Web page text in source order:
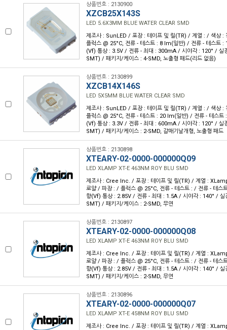
상품번호 : 2130900
XZCB25X143S
LED 5.6X3MM BLUE WATER CLEAR SMD
제조사 : SunLED / 포장 : 테이프 및 릴(TR) / 계열 : / 색상
플럭스 @ 25°C, 전류 - 테스트 : 8 lm(일반) / 전류 - 테스트
(Vf) 통상 : 3.5V / 전류 - 최대 : 300mA / 시야각 : 120° / 실
SMT) / 패키지/케이스 : 4-SMD, 노출형 패드(리드 없음)
상품번호 : 2130899
XZCB14X146S
LED 5X5MM BLUE WATER CLEAR SMD
제조사 : SunLED / 포장 : 테이프 및 릴(TR) / 계열 : / 색상
플럭스 @ 25°C, 전류 - 테스트 : 20 lm(일반) / 전류 - 테스
(Vf) 통상 : 3.3V / 전류 - 최대 : 600mA / 시야각 : 120° / 실
SMT) / 패키지/케이스 : 2-SMD, 갈매기날개형, 노출형 패드
상품번호 : 2130898
XTEARY-02-0000-000000Q09
LED XLAMP XT-E 463NM ROY BLU SMD
제조사 : Cree Inc. / 포장 : 테이프 및 릴(TR) / 계열 :
로얄 / 파장 : / 플럭스 @ 25°C, 전류 - 테스트 : / 전류 - 테스
향(Vf) 통상 : 2.85V / 전류 - 최대 : 1.5A / 시야각 : 140° / 실
SMT) / 패키지/케이스 : 2-SMD, 무연
상품번호 : 2130897
XTEARY-02-0000-000000Q08
LED XLAMP XT-E 463NM ROY BLU SMD
제조사 : Cree Inc. / 포장 : 테이프 및 릴(TR) / 계열 :
로얄 / 파장 : / 플럭스 @ 25°C, 전류 - 테스트 : / 전류 - 테스
향(Vf) 통상 : 2.85V / 전류 - 최대 : 1.5A / 시야각 : 140° / 실
SMT) / 패키지/케이스 : 2-SMD, 무연
상품번호 : 2130896
XTEARY-02-0000-000000Q07
LED XLAMP XT-E 458NM ROY BLU SMD
제조사 : Cree Inc. / 포장 : 테이프 및 릴(TR) / 계열 :